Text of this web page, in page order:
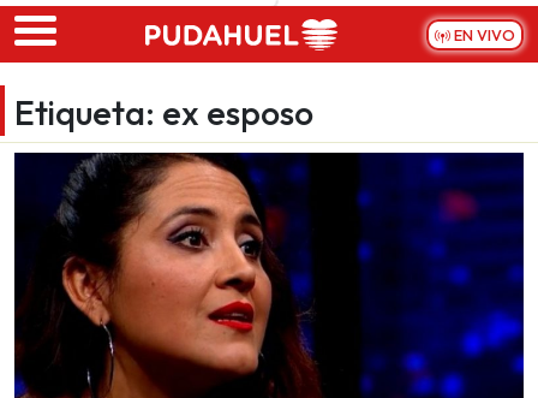
Skip to main content
EN VIVO
Etiqueta: ex esposo